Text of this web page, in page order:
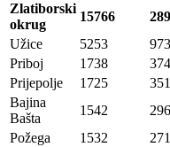
Zlatiborski
okrug
15766
Užice
5253 973
Priboj
1738 374
Prijepolje
1725 351
Bajina
Bašta
1542 296
Požega
1532 271